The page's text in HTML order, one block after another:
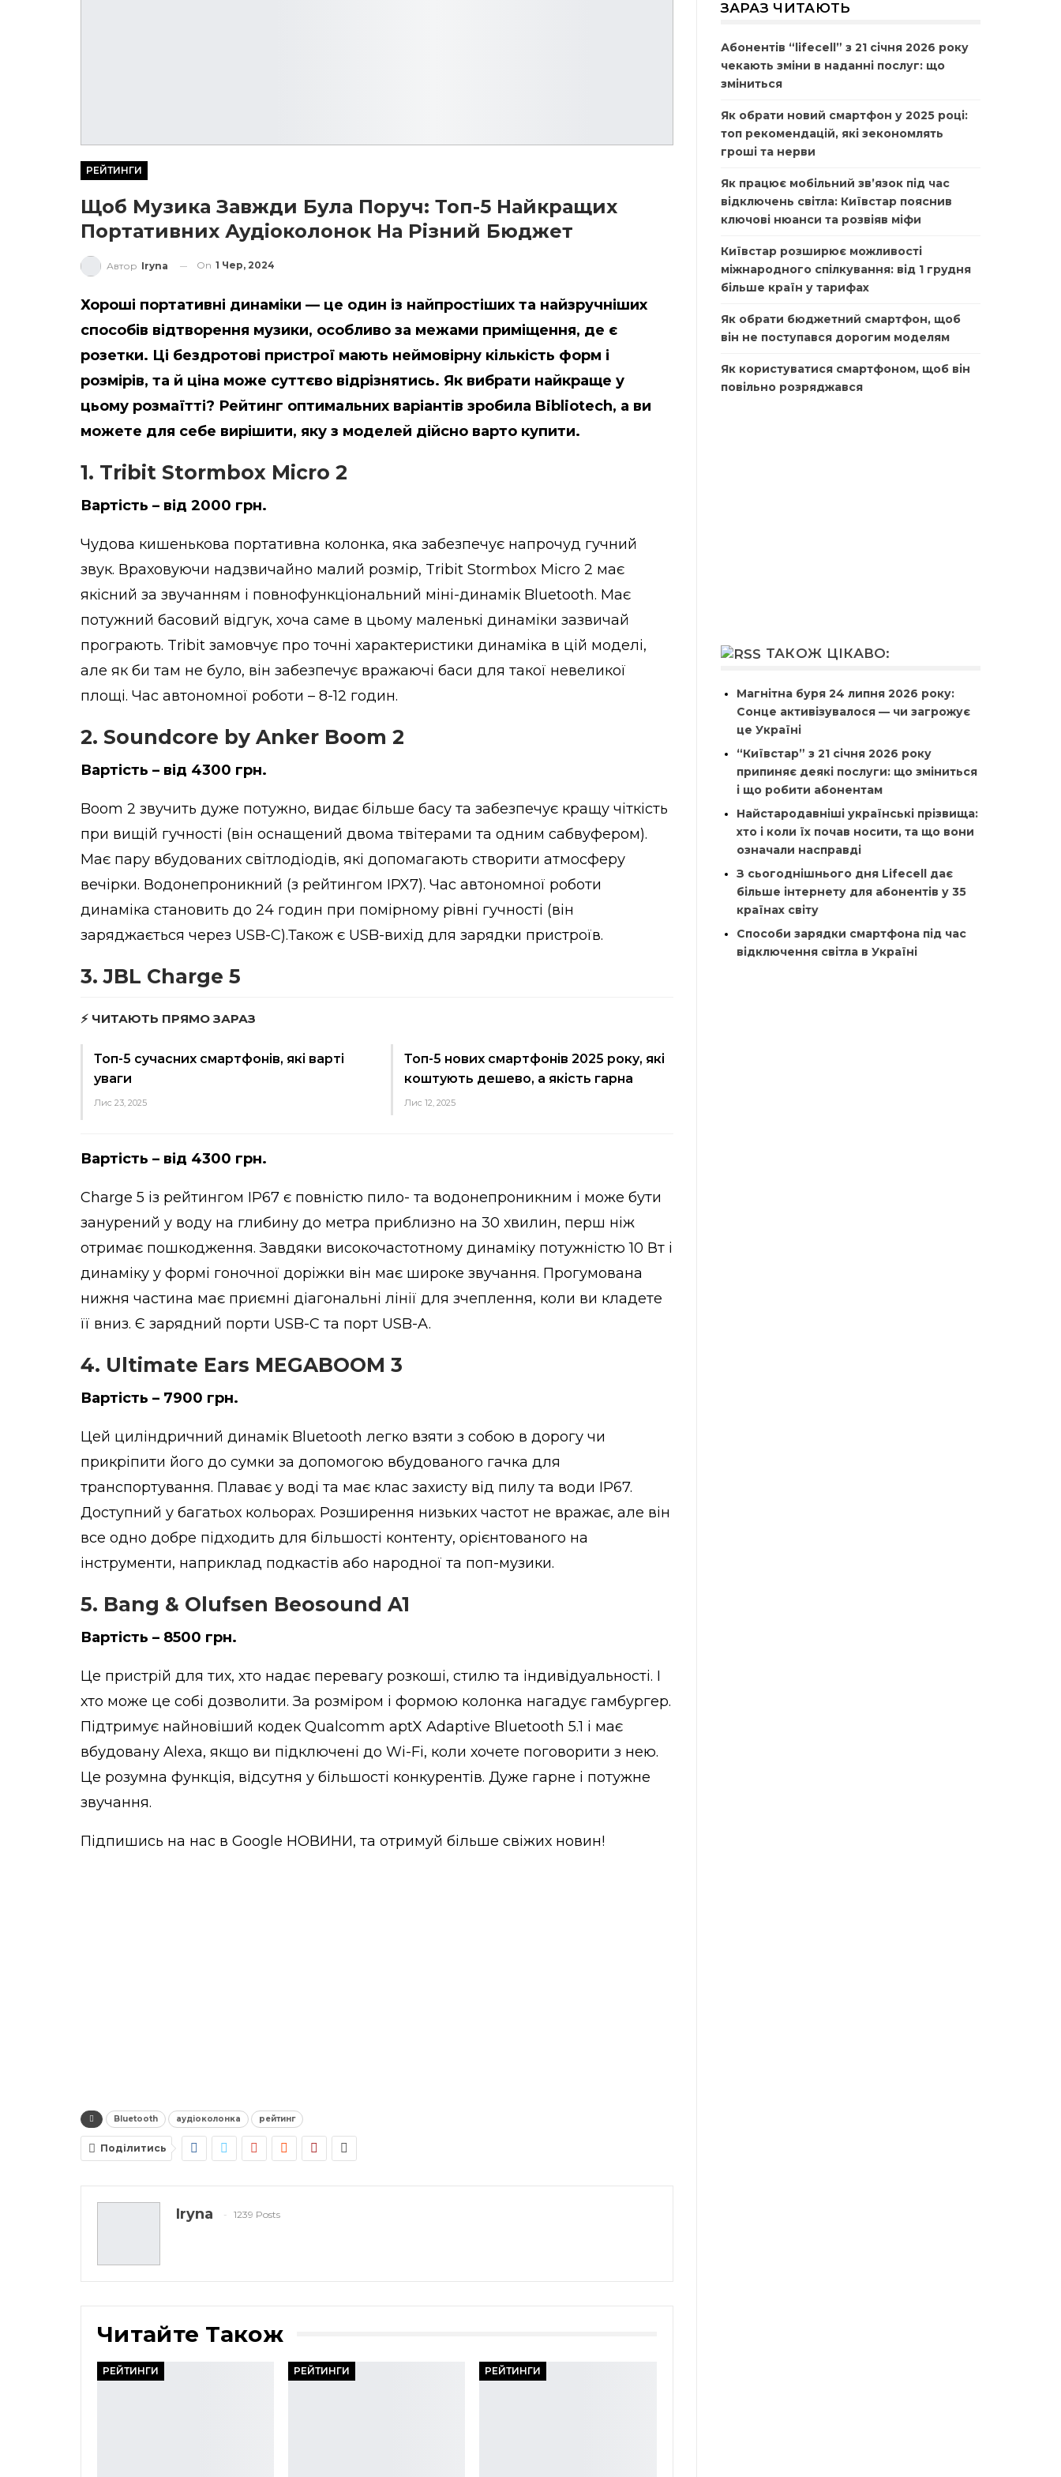
РЕЙТИНГИ
Щоб Музика Завжди Була Поруч: Топ-5 Найкращих
Портативних Аудіоколонок На Різний Бюджет
Автор Iryna On 1 Чер, 2024
Хороші портативні динаміки — це один із найпростіших та найзручніших
способів відтворення музики, особливо за межами приміщення, де є
розетки. Ці бездротові пристрої мають неймовірну кількість форм і
розмірів, та й ціна може суттєво відрізнятись. Як вибрати найкраще у
цьому розмаїтті? Рейтинг оптимальних варіантів зробила Bibliotech, а ви
можете для себе вирішити, яку з моделей дійсно варто купити.
1. Tribit Stormbox Micro 2
Вартість – від 2000 грн.
Чудова кишенькова портативна колонка, яка забезпечує напрочуд гучний
звук. Враховуючи надзвичайно малий розмір, Tribit Stormbox Micro 2 має
якісний за звучанням і повнофункціональний міні-динамік Bluetooth. Має
потужний басовий відгук, хоча саме в цьому маленькі динаміки зазвичай
програють. Tribit замовчує про точні характеристики динаміка в цій моделі,
але як би там не було, він забезпечує вражаючі баси для такої невеликої
площі. Час автономної роботи – 8-12 годин.
2. Soundcore by Anker Boom 2
Вартість – від 4300 грн.
Boom 2 звучить дуже потужно, видає більше басу та забезпечує кращу чіткість
при вищій гучності (він оснащений двома твітерами та одним сабвуфером).
Має пару вбудованих світлодіодів, які допомагають створити атмосферу
вечірки. Водонепроникний (з рейтингом IPX7). Час автономної роботи
динаміка становить до 24 годин при помірному рівні гучності (він
заряджається через USB-C).Також є USB-вихід для зарядки пристроїв.
3. JBL Charge 5
⚡ ЧИТАЮТЬ ПРЯМО ЗАРАЗ
Топ-5 сучасних смартфонів, які варті
уваги
Лис 23, 2025
Топ-5 нових смартфонів 2025 року, які
коштують дешево, а якість гарна
Лис 12, 2025
Вартість – від 4300 грн.
Charge 5 із рейтингом IP67 є повністю пило- та водонепроникним і може бути
занурений у воду на глибину до метра приблизно на 30 хвилин, перш ніж
отримає пошкодження. Завдяки високочастотному динаміку потужністю 10 Вт і
динаміку у формі гоночної доріжки він має широке звучання. Прогумована
нижня частина має приємні діагональні лінії для зчеплення, коли ви кладете
її вниз. Є зарядний порти USB-C та порт USB-A.
4. Ultimate Ears MEGABOOM 3
Вартість – 7900 грн.
Цей циліндричний динамік Bluetooth легко взяти з собою в дорогу чи
прикріпити його до сумки за допомогою вбудованого гачка для
транспортування. Плаває у воді та має клас захисту від пилу та води IP67.
Доступний у багатьох кольорах. Розширення низьких частот не вражає, але він
все одно добре підходить для більшості контенту, орієнтованого на
інструменти, наприклад подкастів або народної та поп-музики.
5. Bang & Olufsen Beosound A1
Вартість – 8500 грн.
Це пристрій для тих, хто надає перевагу розкоші, стилю та індивідуальності. І
хто може це собі дозволити. За розміром і формою колонка нагадує гамбургер.
Підтримує найновіший кодек Qualcomm aptX Adaptive Bluetooth 5.1 і має
вбудовану Alexa, якщо ви підключені до Wi-Fi, коли хочете поговорити з нею.
Це розумна функція, відсутня у більшості конкурентів. Дуже гарне і потужне
звучання.
Підпишись на нас в Google НОВИНИ, та отримуй більше свіжих новин!
Bluetooth аудіоколонка рейтинг
Поділитись
Iryna 1239 Posts
Читайте Також
РЕЙТИНГИ РЕЙТИНГИ РЕЙТИНГИ
ЗАРАЗ ЧИТАЮТЬ
Абонентів “lifecell” з 21 січня 2026 року
чекають зміни в наданні послуг: що
зміниться
Як обрати новий смартфон у 2025 році:
топ рекомендацій, які зекономлять
гроші та нерви
Як працює мобільний зв’язок під час
відключень світла: Київстар пояснив
ключові нюанси та розвіяв міфи
Київстар розширює можливості
міжнародного спілкування: від 1 грудня
більше країн у тарифах
Як обрати бюджетний смартфон, щоб
він не поступався дорогим моделям
Як користуватися смартфоном, щоб він
повільно розряджався
ТАКОЖ ЦІКАВО:
Магнітна буря 24 липня 2026 року:
Сонце активізувалося — чи загрожує
це Україні
“Київстар” з 21 січня 2026 року
припиняє деякі послуги: що зміниться
і що робити абонентам
Найстародавніші українські прізвища:
хто і коли їх почав носити, та що вони
означали насправді
З сьогоднішнього дня Lifecell дає
більше інтернету для абонентів у 35
країнах світу
Способи зарядки смартфона під час
відключення світла в Україні